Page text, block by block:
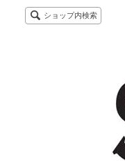
ショップ内検索